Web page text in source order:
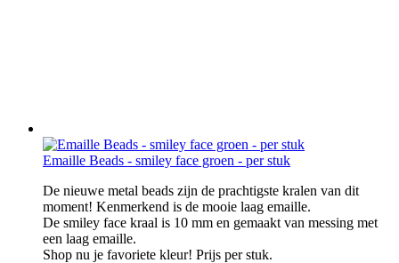
Emaille Beads - smiley face groen - per stuk
De nieuwe metal beads zijn de prachtigste kralen van dit
moment! Kenmerkend is de mooie laag emaille.
De smiley face kraal is 10 mm en gemaakt van messing met
een laag emaille.
Shop nu je favoriete kleur! Prijs per stuk.